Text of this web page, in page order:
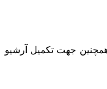
جهت تکمیل آرشیو